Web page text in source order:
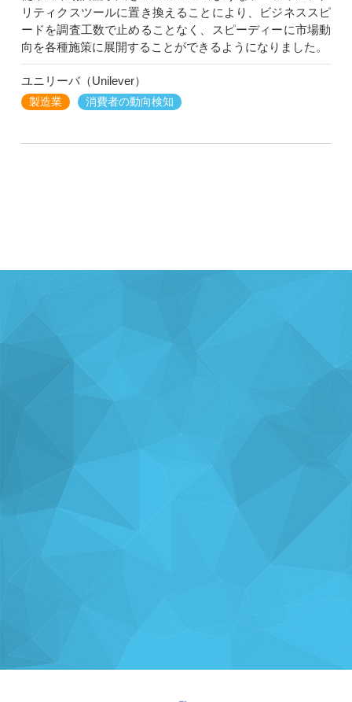
リティクスツールに置き換えることにより、ビジネススピ
ードを調査工数で止めることなく、スピーディーに市場動
向を各種施策に展開することができるようになりました。
ユニリーバ（Unilever）
製造業 消費者の動向検知